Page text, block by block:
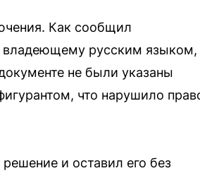
Как сообщил
владеющему русским языком,
не были указаны
что нарушило
и оставил его без